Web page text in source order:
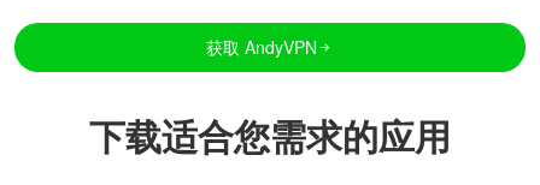
获取 AndyVPN
下载适合您需求的应用